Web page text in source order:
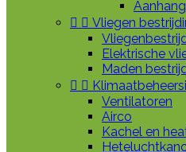
  Vliegen
Elektrische
Maden
 
Ventilatoren
Airco
Kachel en